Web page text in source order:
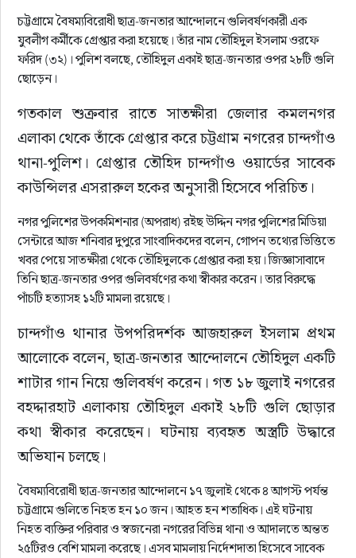
রাজনীতি
নির্বাচন
আলোচিত সংবাদ
ই-পেপার
অন্যান্য
চট্টগ্রামে বৈষম্যবিরোধী ছাত্র-জনতার আন্দোলনে গুলিবর্ষণকারী এক
যুবলীগ কর্মীকে গ্রেপ্তার করা হয়েছে। তাঁর নাম তৌহিদুল ইসলাম ওরফে
ফরিদ (৩২)। পুলিশ বলছে, তৌহিদুল একাই ছাত্র-জনতার ওপর ২৮টি গুলি
ছোড়েন।
গতকাল শুক্রবার রাতে সাতক্ষীরা জেলার কমলনগর
এলাকা থেকে তাঁকে গ্রেপ্তার করে চট্টগ্রাম নগরের চান্দগাঁও
থানা-পুলিশ। গ্রেপ্তার তৌহিদ চান্দগাঁও ওয়ার্ডের সাবেক
কাউন্সিলর এসরারুল হকের অনুসারী হিসেবে পরিচিত।
নগর পুলিশের উপকমিশনার (অপরাধ) রইছ উদ্দিন নগর পুলিশের মিডিয়া
সেন্টারে আজ শনিবার দুপুরে সাংবাদিকদের বলেন, গোপন তথ্যের ভিত্তিতে
খবর পেয়ে সাতক্ষীরা থেকে তৌহিদুলকে গ্রেপ্তার করা হয়। জিজ্ঞাসাবাদে
তিনি ছাত্র-জনতার ওপর গুলিবর্ষণের কথা স্বীকার করেন। তার বিরুদ্ধে
পাঁচটি হত্যাসহ ১২টি মামলা রয়েছে।
চান্দগাঁও থানার উপপরিদর্শক আজহারুল ইসলাম প্রথম
আলোকে বলেন, ছাত্র-জনতার আন্দোলনে তৌহিদুল একটি
শাটার গান নিয়ে গুলিবর্ষণ করেন। গত ১৮ জুলাই নগরের
বহদ্দারহাট এলাকায় তৌহিদুল একাই ২৮টি গুলি ছোড়ার
কথা স্বীকার করেছেন। ঘটনায় ব্যবহৃত অস্ত্রটি উদ্ধারে
অভিযান চলছে।
বৈষম্যবিরোধী ছাত্র-জনতার আন্দোলনে ১৭ জুলাই থেকে ৪ আগস্ট পর্যন্ত
চট্টগ্রামে গুলিতে নিহত হন ১০ জন। আহত হন শতাধিক। এই ঘটনায়
নিহত ব্যক্তির পরিবার ও স্বজনেরা নগরের বিভিন্ন থানা ও আদালতে অন্তত
২৫টিরও বেশি মামলা করেছে। এসব মামলায় নির্দেশদাতা হিসেবে সাবেক